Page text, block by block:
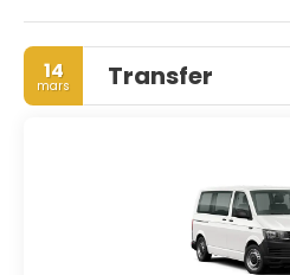
som Lâm Ấp Phố
HUVUDATTRAKTIONER FÖR
av Tran Phu Street, men
tillgång till den bifogade
själva bron är gratis att korsa.
- Quan Cong-templet.
14
mars Transfer